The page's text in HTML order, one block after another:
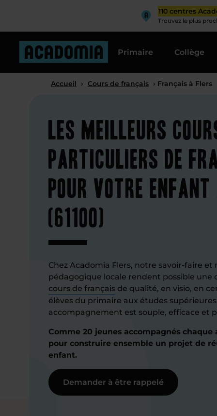
110 centres
Trouvez le plus
Primaire Collège
Accueil › Cours de français › Français à Flers
Les meilleurs
particuliers de
pour votre enfant
(61100)
Chez Acadomia Flers, notre savoir-faire et
pédagogique locale rendent possible une
cours de français de qualité, en visio, en
élèves du primaire aux études
accompagnement est souple, efficace et
Comme 20 jeunes accompagnés chaque
pour construire ensemble un projet de
enfant.
Demander à être rappelé